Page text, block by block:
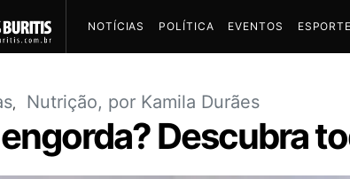
NOTÍCIAS POLÍTICA EVENTOS
Nutrição, por Kamila Durães
Descubra